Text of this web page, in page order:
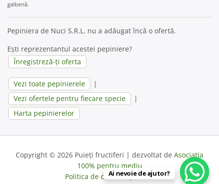
galbenă.
Pepiniera de Nuci S.R.L. nu a adăugat încă o ofertă.
Ești reprezentantul acestei pepiniere?
Înregistreză-ți oferta
Vezi toate pepinierele
|
Vezi ofertele pentru fiecare specie
|
Harta pepinierelor
Copyright © 2026 Puieți fructiferi | dezvoltat de Asociația
100% pentru mediu
Politica de confidențialitate
Ai nevoie de ajutor?